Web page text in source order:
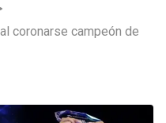
coronarse campeón de